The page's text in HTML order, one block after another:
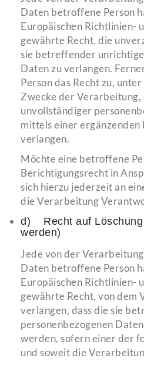
Daten betroffene Person
Europäischen Richtlinien-
gewährte Recht, die
sie betreffender
Daten zu verlangen.
Person das Recht zu,
Zwecke der
unvollständiger
mittels einer
verlangen.
Möchte eine betroffene
Berichtigungsrecht in
sich hierzu jederzeit an
die Verarbeitung
d) Recht auf Löschung
werden)
Jede von der
Daten betroffene Person
Europäischen Richtlinien-
gewährte Recht, von dem
verlangen, dass die sie
personenbezogenen
werden, sofern einer der
und soweit die